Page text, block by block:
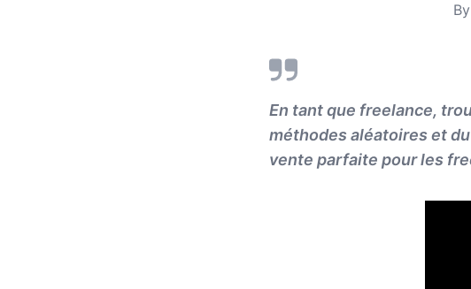
By
En tant que freelance,
méthodes aléatoires et
vente parfaite pour les